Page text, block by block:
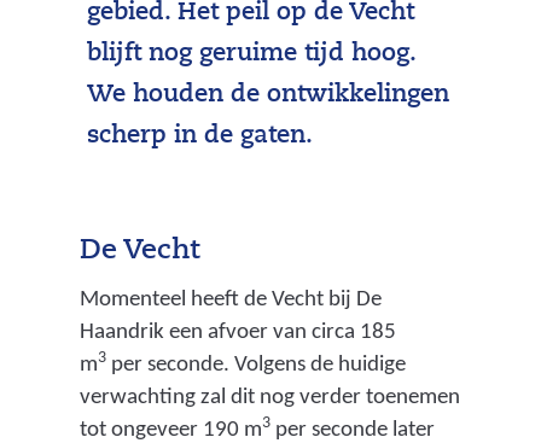
gebied. Het peil op de Vecht
blijft nog geruime tijd hoog.
We houden de ontwikkelingen
scherp in de gaten.
De Vecht
Momenteel heeft de Vecht bij De
Haandrik een afvoer van circa 185
m3per seconde. Volgens de huidige
verwachting zal dit nog verder toenemen
tot ongeveer 190 m3per seconde later